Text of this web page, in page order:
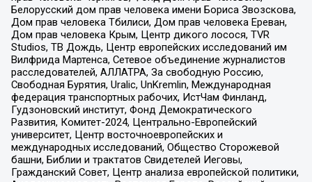
Белорусский дом прав человека имени Бориса Звозскова,
Дом прав человека Тбилиси, Дом прав человека Ереван,
Дом прав человека Крым, Центр дикого лосося, TVR
Studios, ТВ Дождь, Центр европейских исследований им
Вилфрида Мартенса, Сетевое объединение журналистов
расследователей, АЛЛАТРА, За свободную Россию,
Свободная Бурятия, Uralic, UnKremlin, Международная
федерация транспортных рабочих, ИстЧам Финланд,
Гудзоновский институт, Фонд Демократического
Развития, Комитет-2024, Центрально-Европейский
университет, Центр восточноевропейских и
международных исследований, Общество Сторожевой
башни, Библии и трактатов Свидетелей Иеговы,
Гражданский Совет, Центр анализа европейской политики,